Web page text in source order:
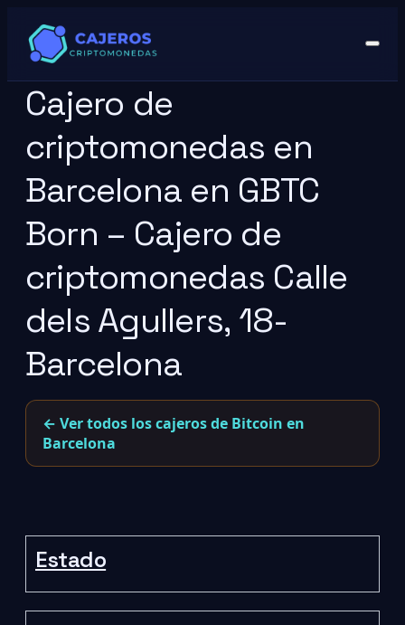
Cajero de
criptomonedas en
Barcelona en GBTC
Born – Cajero de
criptomonedas Calle
dels Agullers, 18-
Barcelona
← Ver todos los cajeros de Bitcoin en
Barcelona
Estado